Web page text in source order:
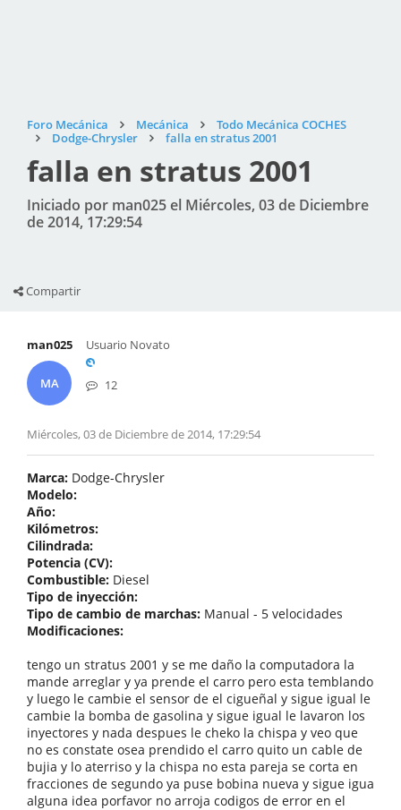
Foro Mecánica Mecánica
Todo Mecánica COCHES
Dodge-Chrysler
falla en stratus 2001
falla en stratus 2001
Iniciado por man025 el Miércoles, 03 de Diciembre
de 2014, 17:29:54
Compartir
man025
MA
Usuario Novato
12
Miércoles, 03 de Diciembre de 2014, 17:29:54
Marca: Dodge-Chrysler
Modelo:
Año:
Kilómetros:
Cilindrada:
Potencia (CV):
Combustible: Diesel
Tipo de inyección:
Tipo de cambio de marchas: Manual - 5 velocidades
Modificaciones:
tengo un stratus 2001 y se me daño la computadora la
mande arreglar y ya prende el carro pero esta temblando
y luego le cambie el sensor de el cigueñal y sigue igual le
cambie la bomba de gasolina y sigue igual le lavaron los
inyectores y nada despues le cheko la chispa y veo que
no es constate osea prendido el carro quito un cable de
bujia y lo aterriso y la chispa no esta pareja se corta en
fracciones de segundo ya puse bobina nueva y sigue igua
alguna idea porfavor no arroja codigos de error en el